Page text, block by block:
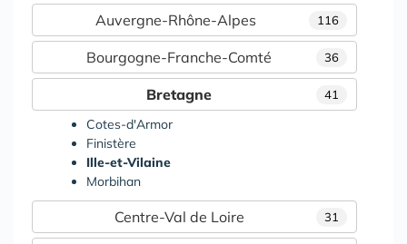
116
Auvergne-Rhône-Alpes
36
Bourgogne-Franche-Comté
41
Bretagne
Cotes-d'Armor
Finistère
Ille-et-Vilaine
Morbihan
31
Centre-Val de Loire